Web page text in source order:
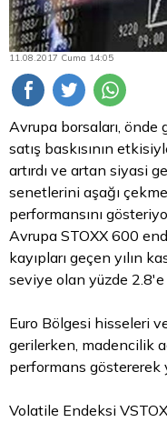
11.08.2017 Cuma 14:05
Avrupa borsaları,
satış baskısının
artırdı ve artan siyasi
senetlerini aşağı
performansını
Avrupa STOXX 600
kayıpları geçen yılın
seviye olan yüzde 2.8'e
Euro Bölgesi hisseleri
gerilerken, madencilik
performans göstererek
Volatile Endeksi